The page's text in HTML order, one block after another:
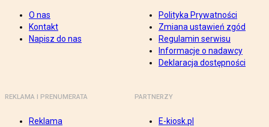
O nas
Kontakt
Napisz do nas
Polityka Prywatności
Zmiana ustawień zgód
Regulamin serwisu
Informacje o nadawcy
Deklaracja dostępności
REKLAMA I PRENUMERATA
Reklama
PARTNERZY
E-kiosk.pl